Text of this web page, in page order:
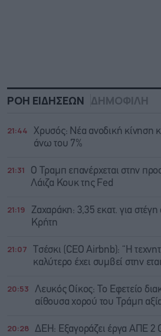
ΡΟΗ ΕΙΔΗΣΕΩΝ ΔΗΜΟΦΙΛΗ
21:44
Χρυσός: Νέα ανοδική κίνηση
άνω του 7%
21:31
Ο Τραμπ επανέρχεται στην
Λάιζα Κουκ της Fed
21:19
Ζαχαράκη: 3,35 εκατ. για στέγη
Κρήτη
21:07
Τσέσκι (CEO Airbnb): “Η
καλύτερο έχει συμβεί στην
20:53
Λευκός Οίκος: Το Εφετείο
αίθουσα χορού του Τράμπ
20:28 ΔΕΗ: Εξαγοράζει έργα ΑΠΕ 2